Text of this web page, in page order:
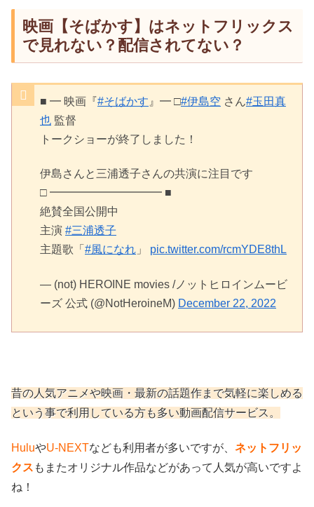
映画【そばかす】はネットフリックス
で見れない？配信されてない？
■ ━ 映画『#そばかす 』━ □#伊島空 さん#玉田真
也 監督
トークショーが終了しました！
伊島さんと三浦透子さんの共演に注目です
□ ━━━━━━━━━━ ■
絶賛全国公開中
主演 #三浦透子
主題歌「 #風になれ 」 pic.twitter.com/rcmYDE8thL
— (not) HEROINE movies /ノットヒロインムービ
ーズ 公式 (@NotHeroineM) December 22, 2022
昔の人気アニメや映画・最新の話題作まで気軽に楽しめる
という事で利用している方も多い動画配信サービス。
HuluやU-NEXTなども利用者が多いですが、 ネットフリッ
クス もまたオリジナル作品などがあって人気が高いですよ
ね！